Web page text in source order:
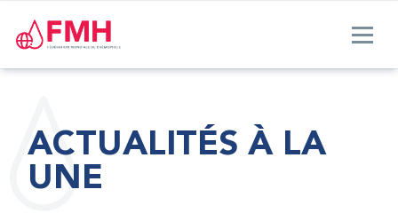
ACTUALITÉS À LA
UNE